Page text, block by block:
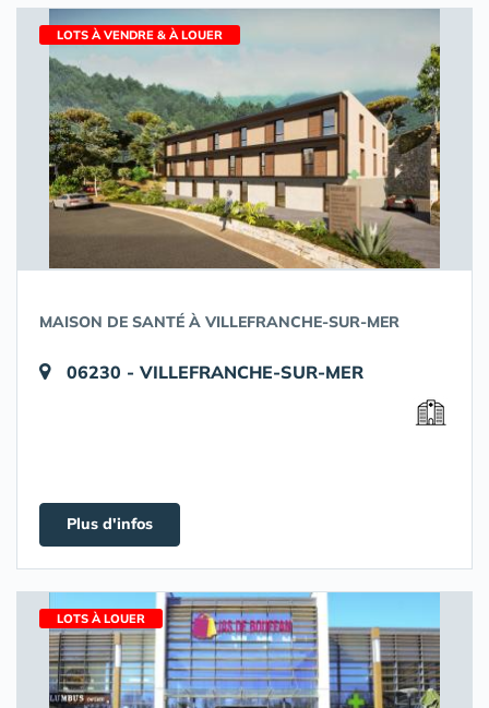
LOTS À VENDRE & À LOUER
MAISON DE SANTÉ À VILLEFRANCHE-SUR-MER
06230 - VILLEFRANCHE-SUR-MER
Plus d'infos
LOTS À LOUER